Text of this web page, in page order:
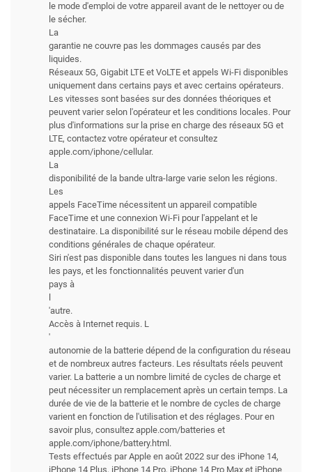
le mode d'emploi de votre appareil avant de le nettoyer ou de
le sécher.
La
garantie ne couvre pas les dommages causés par des
liquides.
Réseaux 5G, Gigabit LTE et VoLTE et appels Wi-Fi disponibles
uniquement dans certains pays et avec certains opérateurs.
Les vitesses sont basées sur des données théoriques et
peuvent varier selon l'opérateur et les conditions locales. Pour
plus d'informations sur la prise en charge des réseaux 5G et
LTE, contactez votre opérateur et consultez
apple.com/iphone/cellular.
La
disponibilité de la bande ultra-large varie selon les régions.
Les
appels FaceTime nécessitent un appareil compatible
FaceTime et une connexion Wi-Fi pour l'appelant et le
destinataire. La disponibilité sur le réseau mobile dépend des
conditions générales de chaque opérateur.
Siri n'est pas disponible dans toutes les langues ni dans tous
les pays, et les fonctionnalités peuvent varier d'un
pays à
'autre.
Accès à Internet requis. L
'
autonomie de la batterie dépend de la configuration du réseau
et de nombreux autres facteurs. Les résultats réels peuvent
varier. La batterie a un nombre limité de cycles de charge et
peut nécessiter un remplacement après un certain temps. La
durée de vie de la batterie et le nombre de cycles de charge
varient en fonction de l'utilisation et des réglages. Pour en
savoir plus, consultez apple.com/batteries et
apple.com/iphone/battery.html.
Tests effectués par Apple en août 2022 sur des iPhone 14,
iPhone 14 Plus, iPhone 14 Pro, iPhone 14 Pro Max et iPhone